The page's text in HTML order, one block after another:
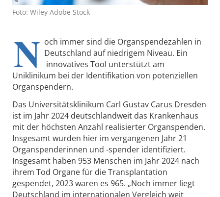
Foto: Wiley Adobe Stock
N och immer sind die Organspendezahlen in
Deutschland auf niedrigem Niveau. Ein
innovatives Tool unterstützt am
Uniklinikum bei der Identifikation von potenziellen
Organspendern.
Das Universitätsklinikum Carl Gustav Carus Dresden
ist im Jahr 2024 deutschlandweit das Krankenhaus
mit der höchsten Anzahl realisierter Organspenden.
Insgesamt wurden hier im vergangenen Jahr 21
Organspenderinnen und -spender identifiziert.
Insgesamt haben 953 Menschen im Jahr 2024 nach
ihrem Tod Organe für die Transplantation
gespendet, 2023 waren es 965. „Noch immer liegt
Deutschland im internationalen Vergleich weit